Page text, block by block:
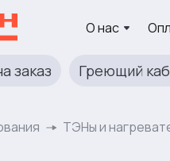
О нас
заказ Греющий
ТЭНы и